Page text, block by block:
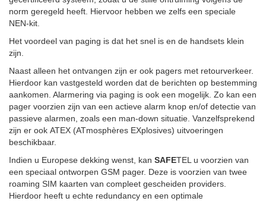
norm geregeld heeft. Hiervoor hebben we zelfs een speciale
NEN-kit.
Het voordeel van paging is dat het snel is en de handsets klein
zijn.
Naast alleen het ontvangen zijn er ook pagers met retourverkeer.
Hierdoor kan vastgesteld worden dat de berichten op bestemming
aankomen. Alarmering via paging is ook een mogelijk. Zo kan een
pager voorzien zijn van een actieve alarm knop en/of detectie van
passieve alarmen, zoals een man-down situatie. Vanzelfsprekend
zijn er ook ATEX (ATmosphères EXplosives) uitvoeringen
beschikbaar.
Indien u Europese dekking wenst, kan SAFETEL u voorzien van
een speciaal ontworpen GSM pager. Deze is voorzien van twee
roaming SIM kaarten van compleet gescheiden providers.
Hierdoor heeft u echte redundancy en een optimale